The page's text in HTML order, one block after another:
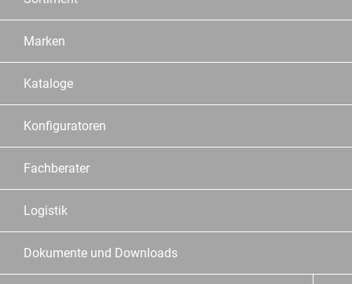
Marken
Kataloge
Konfiguratoren
Fachberater
Logistik
Dokumente und Downloads